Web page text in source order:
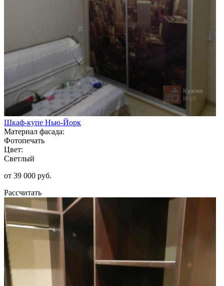
Шкаф-купе Нью-Йорк
Материал фасада:
Фотопечать
Цвет:
Светлый
от 39 000 руб.
Рассчитать